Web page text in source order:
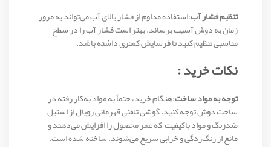
تنظیم فشار آب:استفاده مداوم از فشار بالای آب می‌تواند به مرور
زمان به دوش آسیب برساند. بهتر است فشار آب را در سطح
مناسبی تنظیم کنید تا فرسایش کمتری داشته باشد.
نکات خرید :
توجه به مواد ساخت:هنگام خرید، حتماً به مواد به‌کار رفته در
ساخت دوش توجه کنید. گوشی تلفنی قهرمانی رویال از استیل
ضدزنگ و مواد باکیفیت که عمر محصول را افزایش می‌دهند و
مانع از زنگ‌زدگی و خرابی سریع می‌شوند. ساخته شده است.